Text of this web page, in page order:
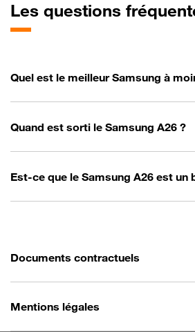
Les questions
Quel est le meilleur Samsung à
Quand est sorti le Samsung A26 ?
Est-ce que le Samsung A26 est un
Documents contractuels
Mentions légales